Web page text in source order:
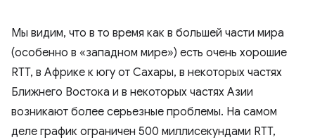
Мы видим, что в то время как в большей части мира
(особенно в «западном мире») есть очень хорошие
RTT, в Африке к югу от Сахары, в некоторых частях
Ближнего Востока и в некоторых частях Азии
возникают более серьезные проблемы. На самом
деле график ограничен 500 миллисекундами RTT,